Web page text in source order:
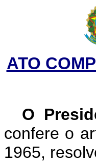
ATO
O
confere o
1965,